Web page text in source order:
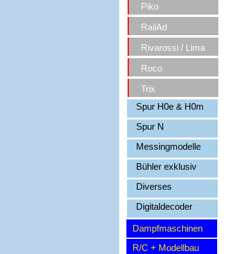
Piko
RailAd
Rivarossi / Lima
Roco
Trix
Spur H0e & H0m
Spur N
Messingmodelle
Bühler exklusiv
Diverses
Digitaldecoder
Dampfmaschinen
R/C + Modellbau